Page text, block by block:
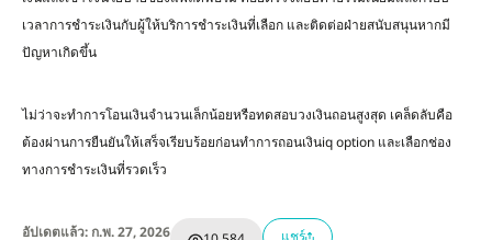
เวลาการชำระเงินกับผู้ให้บริการชำระเงินที่เลือก และติดต่อฝ่ายสนับสนุนหากมี
ปัญหาเกิดขึ้น
ไม่ว่าจะทำการโอนเงินจำนวนเล็กน้อยหรือทดสอบวงเงินถอนสูงสุด เคล็ดลับคือ
ต้องผ่านการยืนยันให้เสร็จเรียบร้อยก่อนทำการถอนเงินiq option และเลือกช่อง
ทางการชำระเงินที่รวดเร็ว
อัปเดตแล้ว: ก.พ. 27, 2026